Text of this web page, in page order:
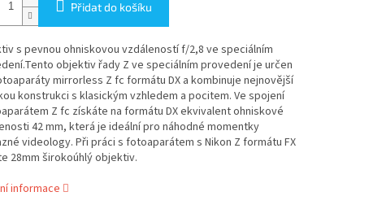
Přidat do košíku
s pevnou ohniskovou vzdáleností f/2,8 ve speciálním
objektiv řady Z ve speciálním provedení je určen
mirrorless Z fc formátu DX a kombinuje nejnovější
konstrukci s klasickým vzhledem a pocitem. Ve spojení
Z fc získáte na formátu DX ekvivalent ohniskové
42 mm, která je ideální pro náhodné momentky
videology. Při práci s fotoaparátem s Nikon Z formátu FX
28mm širokoúhlý objektiv.
informace